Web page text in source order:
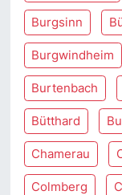
Burgsinn
Burgwindheim
Burtenbach
Bütthard
Chamerau
Colmberg